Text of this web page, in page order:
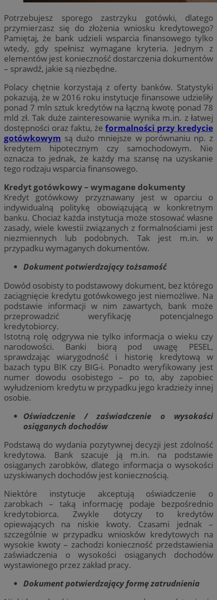
Potrzebujesz sporego zastrzyku gotówki, dlatego
przymierzasz się do złożenia wniosku kredytowego?
Pamiętaj, że bank udzieli wsparcia finansowego tylko
wtedy, gdy spełnisz wymagane kryteria. Jednym z
elementów jest konieczność dostarczenia dokumentów
– sprawdź, jakie są niezbędne.
Polacy chętnie korzystają z oferty banków. Statystyki
pokazują, że w 2016 roku instytucje finansowe udzieliły
ponad 7 mln sztuk kredytów na łączną kwotę ponad 78
mld zł. Tak duże zainteresowanie wynika m.in. z łatwej
dostępności oraz faktu, żeformalności przy kredycie
gotówkowym są dużo mniejsze w porównaniu np. z
kredytem hipotecznym czy samochodowym. Nie
oznacza to jednak, że każdy ma szansę na uzyskanie
tego rodzaju wsparcia finansowego.
Kredyt gotówkowy – wymagane dokumenty
Kredyt gotówkowy przyznawany jest w oparciu o
indywidualną politykę obowiązującą w konkretnym
banku. Chociaż każda instytucja może stosować własne
zasady, wiele kwestii związanych z formalnościami jest
niezmiennych lub podobnych. Tak jest m.in. w
przypadku wymaganych dokumentów.
Dokument potwierdzający tożsamość
Dowód osobisty to podstawowy dokument, bez którego
zaciągnięcie kredytu gotówkowego jest niemożliwe. Na
podstawie informacji w nim zawartych, bank może
przeprowadzić weryfikację potencjalnego
kredytobiorcy.
Istotną rolę odgrywa nie tylko informacja o wieku czy
narodowości. Banki biorą pod uwagę PESEL,
sprawdzając wiarygodność i historię kredytową w
bazach typu BIK czy BIG-i. Ponadto weryfikowany jest
numer dowodu osobistego – po to, aby zapobiec
wyłudzeniom kredytu w przypadku jego kradzieży innej
osobie.
Oświadczenie / zaświadczenie o wysokości
osiąganych dochodów
Podstawą do wydania pozytywnej decyzji jest zdolność
kredytowa. Bank szacuje ją m.in. na podstawie
osiąganych zarobków, dlatego informacja o wysokości
uzyskiwanych dochodów jest koniecznością.
Niektóre instytucje akceptują oświadczenie o
zarobkach – taką informację podaje bezpośrednio
kredytobiorca. Zwykle dotyczy to kredytów
opiewających na niskie kwoty. Czasami jednak –
szczególnie w przypadku wniosków kredytowych na
wysokie kwoty – zachodzi konieczność przedstawienia
zaświadczenia o wysokości osiąganych dochodów
wystawionego przez zakład pracy.
Dokument potwierdzający formę zatrudnienia